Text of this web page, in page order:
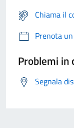
Chiama il
Prenota
Problemi in
Segnala